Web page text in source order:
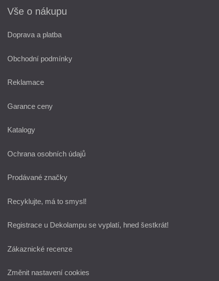
Vše o nákupu
Doprava a platba
Obchodní podmínky
Reklamace
Garance ceny
Katalogy
Ochrana osobních údajů
Prodávané značky
Recyklujte, má to smysl!
Registrace u Dekolampu se vyplatí, hned šestkrát!
Zákaznické recenze
Změnit nastavení cookies